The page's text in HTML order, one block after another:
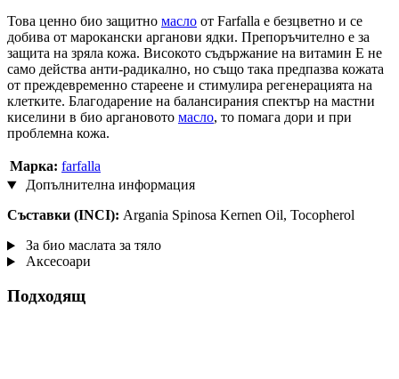
Това ценно био защитно масло от Farfalla е безцветно и се
добива от марокански арганови ядки. Препоръчително е за
защита на зряла кожа. Високото съдържание на витамин Е не
само действа анти-радикално, но също така предпазва кожата
от преждевременно стареене и стимулира регенерацията на
клетките. Благодарение на балансирания спектър на мастни
киселини в био аргановото масло, то помага дори и при
проблемна кожа.
Марка: farfalla
Допълнителна информация
Съставки (INCI): Argania Spinosa Kernen Oil, Tocopherol
За био маслата за тяло
Аксесоари
Подходящ